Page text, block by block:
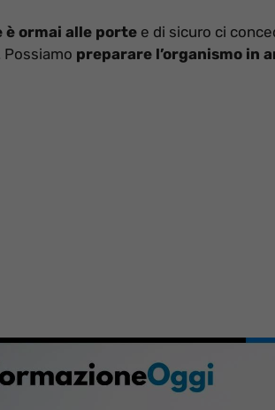
è ormai alle porte e di sicuro ci
Possiamo preparare l’organismo in